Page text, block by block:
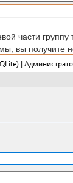
части
вы получите